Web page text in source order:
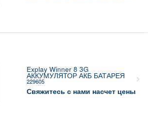
Explay Winner 8 3G
АККУМУЛЯТОР АКБ БАТАРЕЯ
229605
Свяжитесь с нами насчет цены